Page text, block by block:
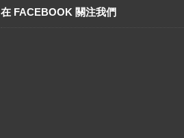
在 FACEBOOK 關注我們